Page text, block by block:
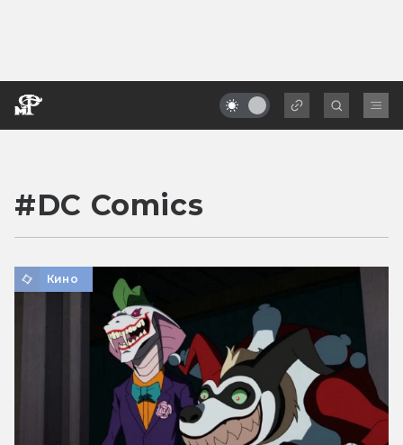
#DC Comics
Кино